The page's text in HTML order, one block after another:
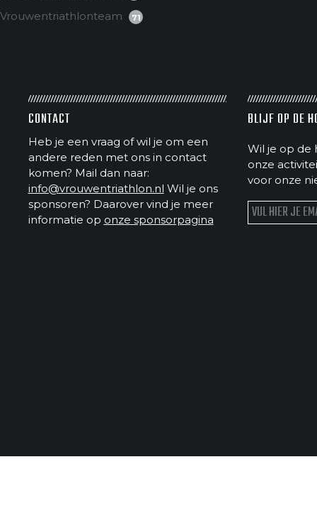
Vrouwentriathlonteam 71
CONTACT
Heb je een vraag of wil je om een
andere reden met ons in contact
komen? Mail dan naar:
info@vrouwentriathlon.nl Wil je ons
sponsoren? Daarover vind je meer
informatie op onze sponsorpagina
BLIJF OP DE
Wil je op de
onze
voor onze